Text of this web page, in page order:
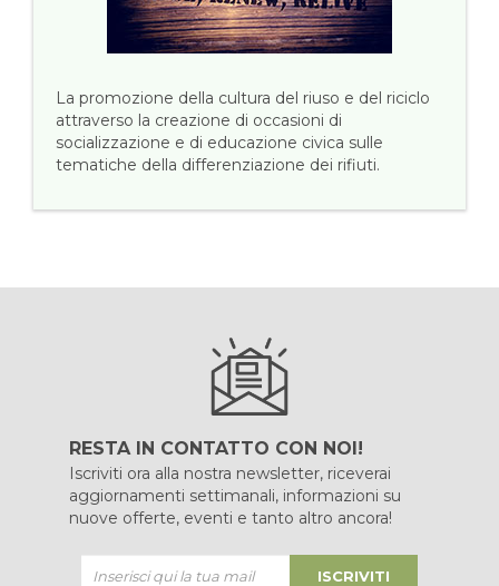
La promozione della cultura del riuso e del riciclo
attraverso la creazione di occasioni di
socializzazione e di educazione civica sulle
tematiche della differenziazione dei rifiuti.
RESTA IN CONTATTO CON NOI!
Iscriviti ora alla nostra newsletter, riceverai
aggiornamenti settimanali, informazioni su
nuove offerte, eventi e tanto altro ancora!
ISCRIVITI